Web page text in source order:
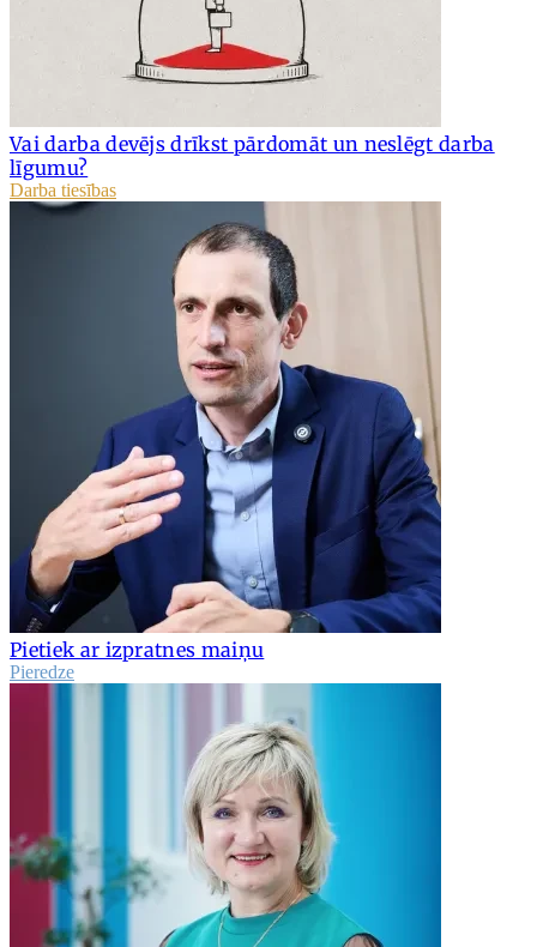
Vai darba devējs drīkst pārdomāt un neslēgt darba
līgumu?
Darba tiesības
Pietiek ar izpratnes maiņu
Pieredze